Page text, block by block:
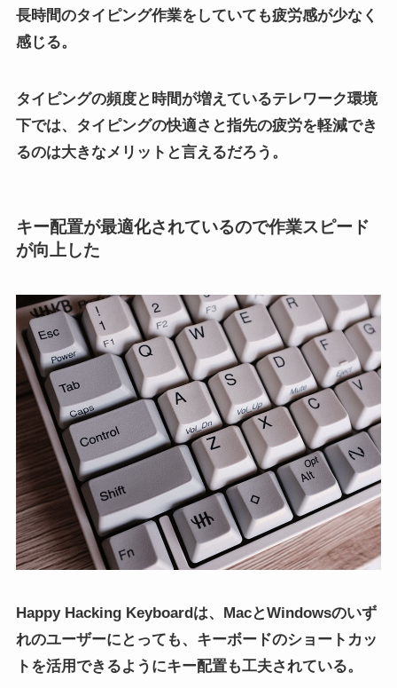
長時間のタイピング作業をしていても疲労感が少なく
感じる。
タイピングの頻度と時間が増えているテレワーク環境
下では、タイピングの快適さと指先の疲労を軽減でき
るのは大きなメリットと言えるだろう。
キー配置が最適化されているので作業スピード
が向上した
Happy Hacking Keyboardは、MacとWindowsのいず
れのユーザーにとっても、キーボードのショートカッ
トを活用できるようにキー配置も工夫されている。